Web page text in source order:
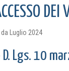
DEI
Luglio 2024
Lgs. 10